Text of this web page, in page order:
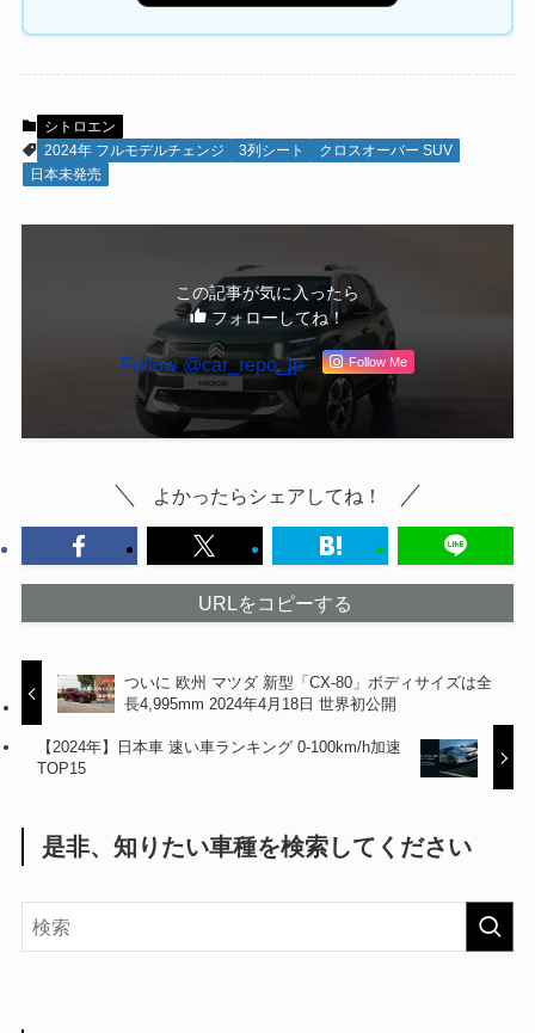
シトロエン
2024年 フルモデルチェンジ
3列シート
クロスオーバー SUV
日本未発売
この記事が気に入ったら
フォローしてね！
Follow @car_repo_jp Follow Me
よかったらシェアしてね！
URLをコピーする
ついに 欧州 マツダ 新型「CX-80」ボディサイズは全
長4,995mm 2024年4月18日 世界初公開
【2024年】日本車 速い車ランキング 0-100km/h加速
TOP15
是非、知りたい車種を検索してください